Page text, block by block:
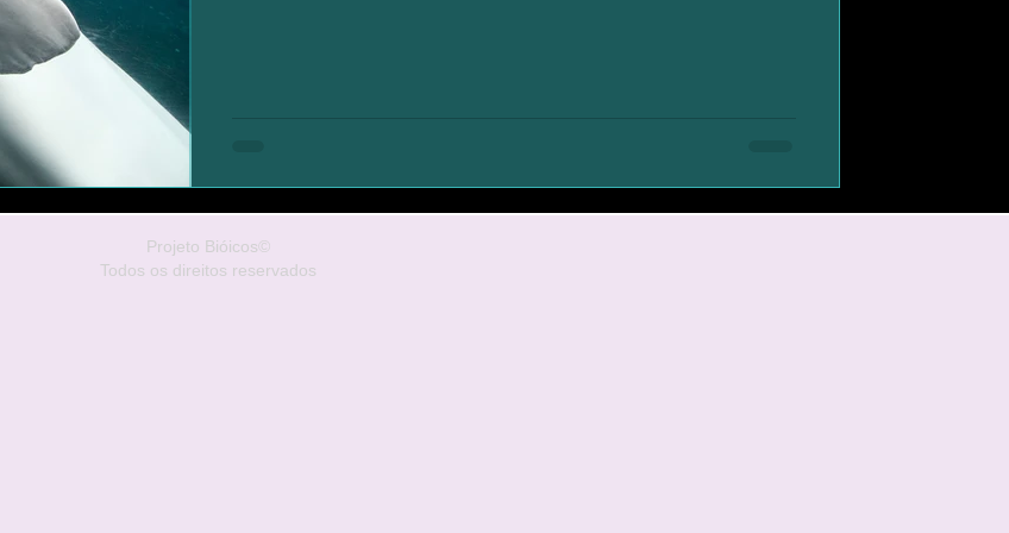
Projeto Bióicos©
Todos os direitos reservados